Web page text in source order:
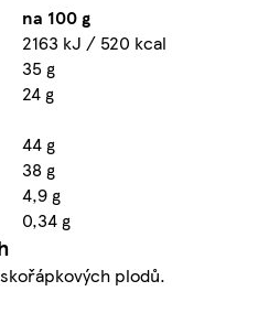
na 100 g
2163 kJ / 520 kcal
35 g
24 g
44 g
38 g
4,9 g
0,34 g
plodů.